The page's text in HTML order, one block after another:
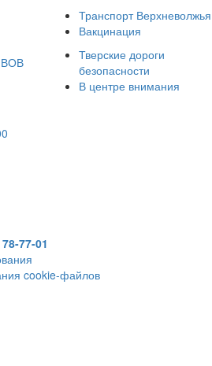
ВОВ
Транспорт Верхневолжья
Вакцинация
Тверские дороги
безопасности
В центре внимания
77-01
cookie-файлов